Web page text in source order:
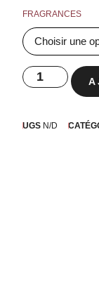
FRAGRANCES
UGS N/D